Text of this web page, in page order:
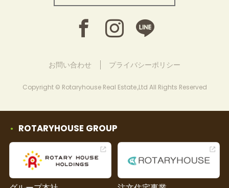
お問い合わせ プライバシーポリシー
Copyright © Rotaryhouse Real Estate.,Ltd All Rights Reserved
ROTARYHOUSE GROUP